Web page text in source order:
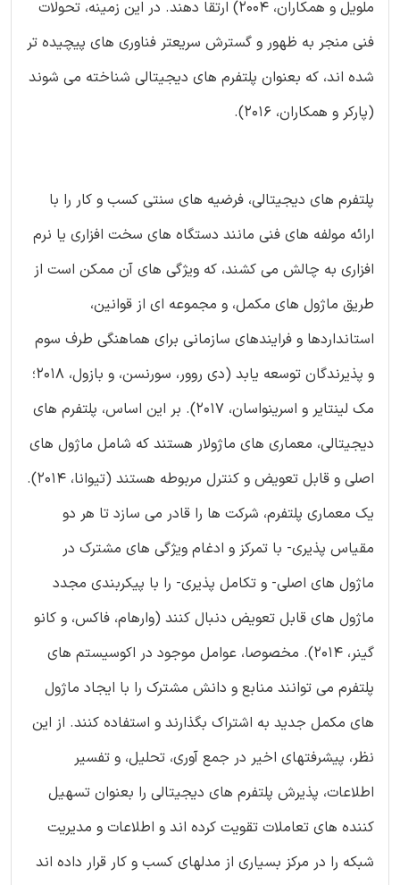
ملویل و همکاران، 2004) ارتقا دهند. در این زمینه، تحولات
فنی منجر به ظهور و گسترش سریعتر فناوری های پیچیده تر
شده اند، که بعنوان پلتفرم های دیجیتالی شناخته می شوند
(پارکر و همکاران، 2016).
پلتفرم های دیجیتالی، فرضیه های سنتی کسب و کار را با
ارائه مولفه های فنی مانند دستگاه های سخت افزاری یا نرم
افزاری به چالش می کشند، که ویژگی های آن ممکن است از
طریق ماژول های مکمل، و مجموعه ای از قوانین،
استانداردها و فرایندهای سازمانی برای هماهنگی طرف سوم
و پذیرندگان توسعه یابد (دی روور، سورنسن، و بازول، 2018؛
مک لینتایر و اسرینواسان، 2017). بر این اساس، پلتفرم های
دیجیتالی، معماری های ماژولار هستند که شامل ماژول های
اصلی و قابل تعویض و کنترل مربوطه هستند (تیوانا، 2014).
یک معماری پلتفرم، شرکت ها را قادر می سازد تا هر دو
مقیاس پذیری- با تمرکز و ادغام ویژگی های مشترک در
ماژول های اصلی- و تکامل پذیری- را با پیکربندی مجدد
ماژول های قابل تعویض دنبال کنند (وارهام، فاکس، و کانو
گینر، 2014). مخصوصا، عوامل موجود در اکوسیستم های
پلتفرم می توانند منابع و دانش مشترک را با ایجاد ماژول
های مکمل جدید به اشتراک بگذارند و استفاده کنند. از این
نظر، پیشرفتهای اخیر در جمع آوری، تحلیل، و تفسیر
اطلاعات، پذیرش پلتفرم های دیجیتالی را بعنوان تسهیل
کننده های تعاملات تقویت کرده اند و اطلاعات و مدیریت
شبکه را در مرکز بسیاری از مدلهای کسب و کار قرار داده اند